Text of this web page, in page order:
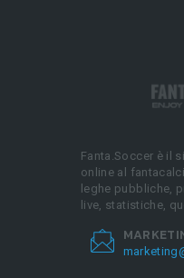
Fanta.Soccer è il
online al
leghe pubbliche,
live, statistiche,